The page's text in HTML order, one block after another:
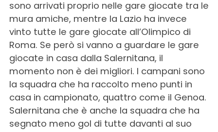
sono arrivati proprio nelle gare giocate tra le
mura amiche, mentre la Lazio ha invece
vinto tutte le gare giocate all’Olimpico di
Roma. Se però si vanno a guardare le gare
giocate in casa dalla Salernitana, il
momento non è dei migliori. I campani sono
la squadra che ha raccolto meno punti in
casa in campionato, quattro come il Genoa.
Salernitana che è anche la squadra che ha
segnato meno gol di tutte davanti al suo